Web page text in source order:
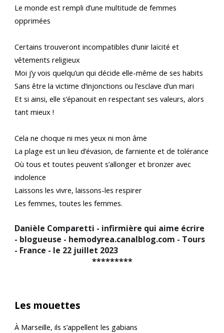
Le monde est rempli d’une multitude de femmes
opprimées
Certains trouveront incompatibles d’unir laïcité et
vêtements religieux
Moi j’y vois quelqu’un qui décide elle-même de ses habits
Sans être la victime d’injonctions ou l’esclave d’un mari
Et si ainsi, elle s’épanouit en respectant ses valeurs, alors
tant mieux !
Cela ne choque ni mes yeux ni mon âme
La plage est un lieu d’évasion, de farniente et de tolérance
Où tous et toutes peuvent s’allonger et bronzer avec
indolence
Laissons les vivre, laissons-les respirer
Les femmes, toutes les femmes.
Danièle Comparetti - infirmière qui aime écrire
- blogueuse - hemodyrea.canalblog.com - Tours
- France - le 22 juillet 2023
*********
Les mouettes
À Marseille, ils s’appellent les gabians